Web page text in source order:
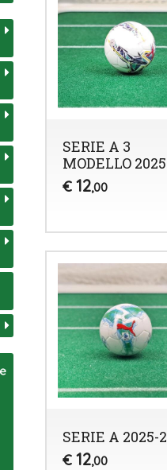
SERIE A 3
MODELLO
€ 12,00
SERIE A 2025-
€ 12,00